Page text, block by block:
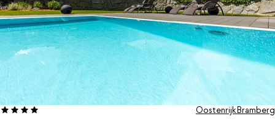
OostenrijkBramberg